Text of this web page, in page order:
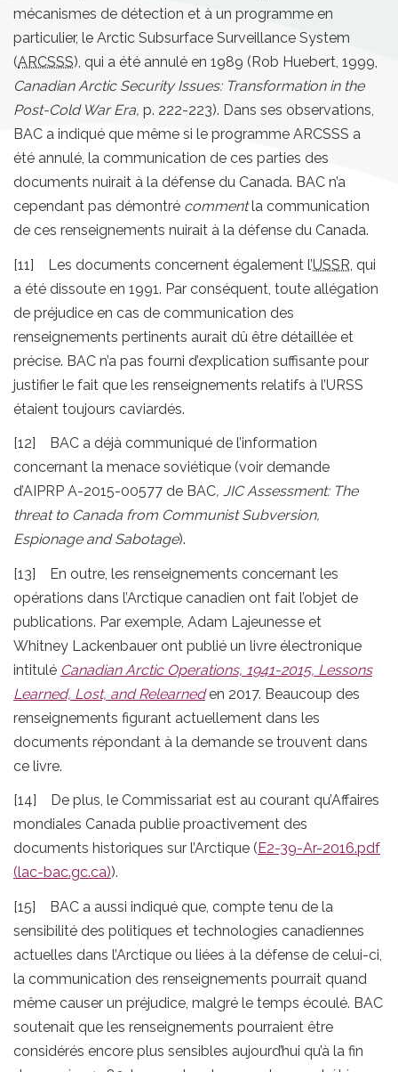
mécanismes de détection et à un programme en
particulier, le Arctic Subsurface Surveillance System
(ARCSSS), qui a été annulé en 1989 (Rob Huebert, 1999,
Canadian Arctic Security Issues:Transformation in the
Post-Cold War Era, p. 222-223). Dans ses observations,
BAC a indiqué que même si le programme ARCSSS a
été annulé, la communication de ces parties des
documents nuirait à la défense du Canada. BAC n’a
cependant pas démontré commentla communication
de ces renseignements nuirait à la défense du Canada.
[11] Les documents concernent également l’USSR, qui
a été dissoute en 1991. Par conséquent, toute allégation
de préjudice en cas de communication des
renseignements pertinents aurait dû être détaillée et
précise. BAC n’a pas fourni d’explication suffisante pour
justifier le fait que les renseignements relatifs à l’URSS
étaient toujours caviardés.
[12] BAC a déjà communiqué de l’information
concernant la menace soviétique (voir demande
d’AIPRP A-2015-00577 de BAC, JIC Assessment:The
threat to Canada from Communist Subversion,
Espionage and Sabotage).
[13] En outre, les renseignements concernant les
opérations dans l’Arctique canadien ont fait l’objet de
publications. Par exemple, Adam Lajeunesse et
Whitney Lackenbauer ont publié un livre électronique
intitulé Canadian Arctic Operations, 1941-2015, Lessons
Learned, Lost, and Relearneden 2017. Beaucoup des
renseignements figurant actuellement dans les
documents répondant à la demande se trouvent dans
ce livre.
[14] De plus, le Commissariat est au courant qu’Affaires
mondiales Canada publie proactivement des
documents historiques sur l’Arctique ( E2-39-Ar-2016.pdf
(lac-bac.gc.ca)).
[15] BAC a aussi indiqué que, compte tenu de la
sensibilité des politiques et technologies canadiennes
actuelles dans l’Arctique ou liées à la défense de celui-ci,
la communication des renseignements pourrait quand
même causer un préjudice, malgré le temps écoulé. BAC
soutenait que les renseignements pourraient être
considérés encore plus sensibles aujourd’hui qu’à la fin